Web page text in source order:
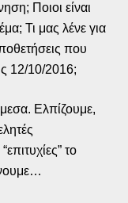
Ποιοι είναι
Τι μας λένε για
που
12/10/2016;
Ελπίζουμε,
το